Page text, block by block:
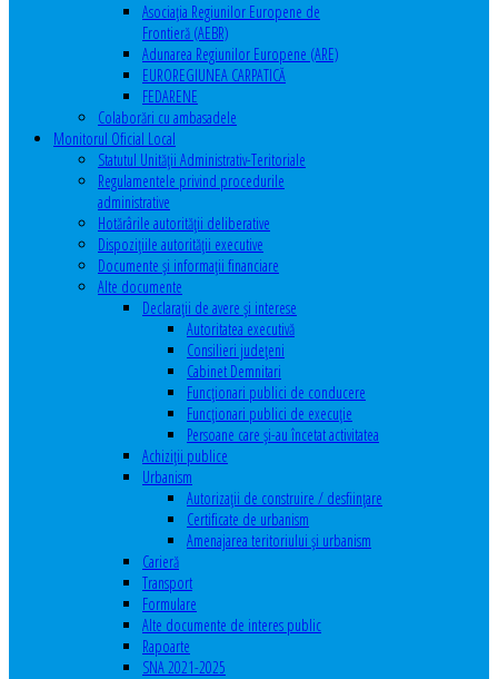
Asociația Regiunilor Europene de
Frontieră (AEBR)
Adunarea Regiunilor Europene (ARE)
EUROREGIUNEA CARPATICĂ
FEDARENE
Colaborări cu ambasadele
Monitorul Oficial Local
Statutul Unităţii Administrativ-Teritoriale
Regulamentele privind procedurile
administrative
Hotărârile autorităţii deliberative
Dispoziţiile autorităţii executive
Documente şi informaţii financiare
Alte documente
Declaraţii de avere şi interese
Autoritatea executivă
Consilieri judeţeni
Cabinet Demnitari
Funcţionari publici de conducere
Funcționari publici de execuție
Persoane care şi-au încetat activitatea
Achiziţii publice
Urbanism
Autorizații de construire / desființare
Certificate de urbanism
Amenajarea teritoriului şi urbanism
Carieră
Transport
Formulare
Alte documente de interes public
Rapoarte
SNA 2021-2025